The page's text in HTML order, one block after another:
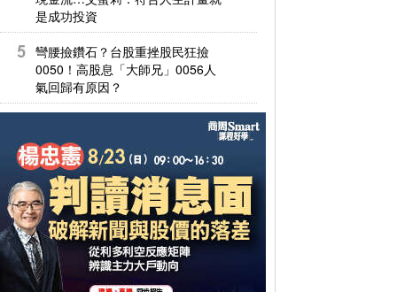
是成功投資
彎腰撿鑽石？台股重挫股民狂撿
0050！高股息「大師兄」0056人
氣回歸有原因？